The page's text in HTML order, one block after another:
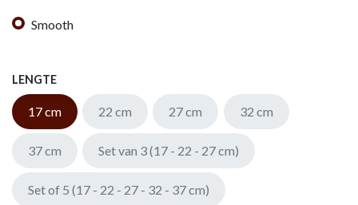
Smooth
LENGTE
17 cm 22 cm 27 cm 32 cm
37 cm Set van 3 (17 - 22 - 27 cm)
Set of 5 (17 - 22 - 27 - 32 - 37 cm)